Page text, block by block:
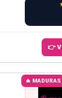
👉
🔥 MADURAS